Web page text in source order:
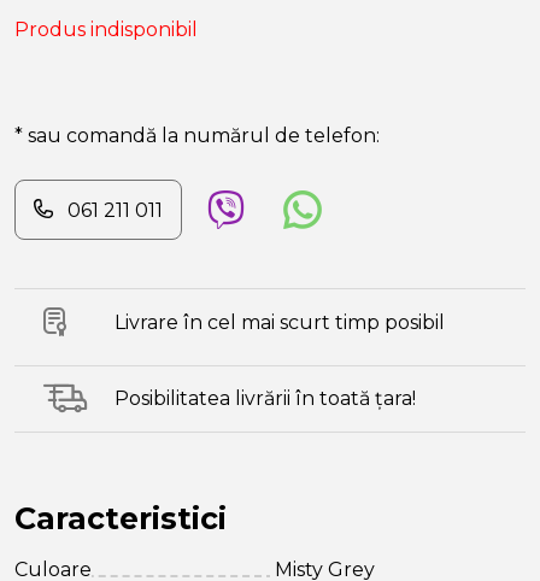
Produs indisponibil
* sau comandă la numărul de telefon:
061 211 011
Livrare în cel mai scurt timp posibil
Posibilitatea livrării în toată țara!
Caracteristici
Culoare Misty Grey